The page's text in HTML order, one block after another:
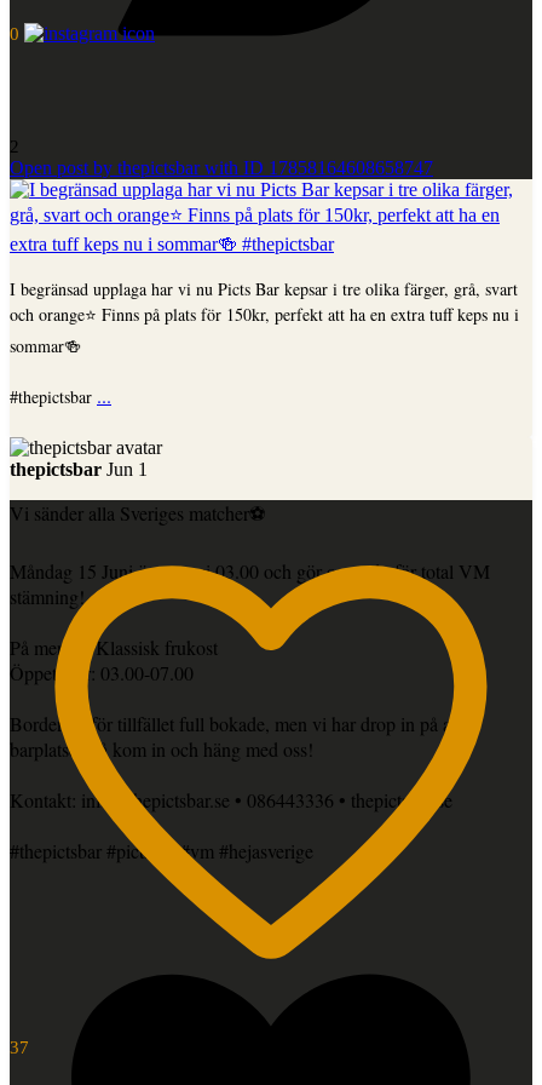
0
2
Open post by thepictsbar with ID 17858164608658747
I begränsad upplaga har vi nu Picts Bar kepsar i tre olika färger, grå, svart
och orange⭐️ Finns på plats för 150kr, perfekt att ha en extra tuff keps nu i
sommar🍻
#thepictsbar ...
37
thepictsbar Jun 1
Vi sänder alla Sveriges matcher⚽️
Måndag 15 Juni öppnar vi 03.00 och gör oss redo för total VM
stämning!
På menyn: Klassisk frukost
Öppettider: 03.00-07.00
Borden är för tillfället full bokade, men vi har drop in på alla
barplatser, så kom in och häng med oss!
Kontakt: info@thepictsbar.se • 086443336 • thepictsbar.se
#thepictsbar #pictsbar #vm #hejasverige